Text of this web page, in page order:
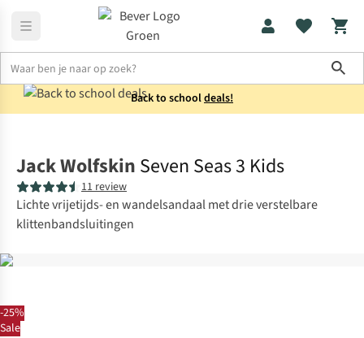
Back to schooldeals!
-25%
Sale
Jack Wolfskin Seven Seas 3 Kids
11 review
Lichte vrijetijds- en wandelsandaal met drie verstelbare
klittenbandsluitingen